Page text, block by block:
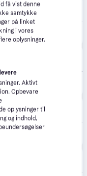
3 betalinger af 392 kr.
1.198 kr.
få vist denne
samtykke
på linket
i vores
oplysninger.
Aktivt
Opbevare
oplysninger til
og indhold,